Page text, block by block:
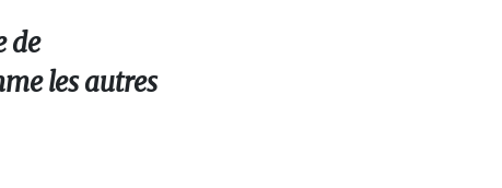
de
les autres